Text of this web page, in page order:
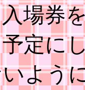
場券
定に
よう